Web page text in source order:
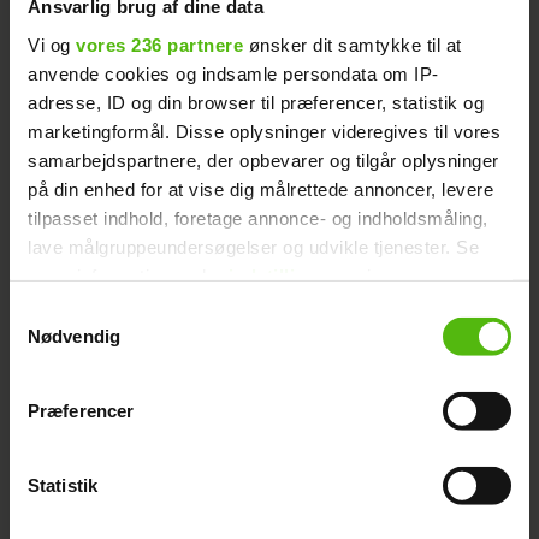
Ansvarlig brug af dine data
Vi og vores 236 partnere ønsker dit samtykke til at
anvende cookies og indsamle persondata om IP-
adresse, ID og din browser til præferencer, statistik og
marketingformål. Disse oplysninger videregives til vores
samarbejdspartnere, der opbevarer og tilgår oplysninger
på din enhed for at vise dig målrettede annoncer, levere
tilpasset indhold, foretage annonce- og indholdsmåling,
lave målgruppeundersøgelser og udvikle tjenester. Se
tilbage eller ændre indstillinger fra vores
"Cookiedeklaration", eller ved at trykke på "Privacy
Vi ønsker dit samtykke til at indsamle og bruge data for
Nødvendig
Præferencer
Statistik
Vi forsøger ikke at lave om på noget eller få
de medvirkende til at gøre bestemte ting,
som de ikke vil, siger Kaare Sand.
Hvad forstår du ved reality-tv? Skriv dit
svar herunder.
Følg med på voresFacebook-side, så du
hele tiden er opdateret med nyheder fra
diverse reality-programmer og kendisser.
NYHEDER